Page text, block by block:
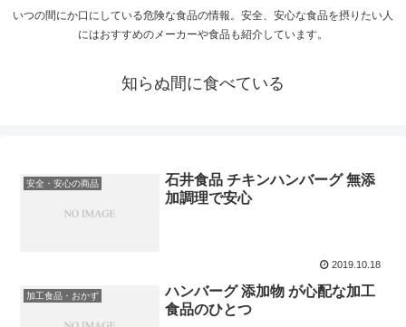
いつの間にか口にしている危険な食品の情報。安全、安心な食品を摂りたい人
にはおすすめのメーカーや食品も紹介しています。
知らぬ間に食べている
安全・安心の商品
石井食品 チキンハンバーグ 無添
加調理で安心
2019.10.18
加工食品・おかず
ハンバーグ 添加物 が心配な加工
食品のひとつ